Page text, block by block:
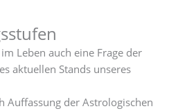
Leben auch eine Frage der
aktuellen Stands unseres
Auffassung der Astrologischen